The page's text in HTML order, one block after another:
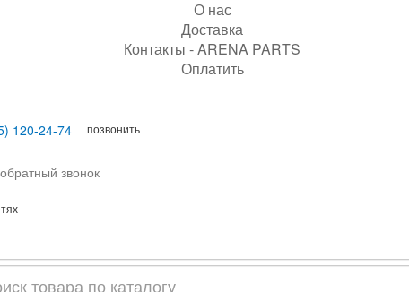
О нас
Доставка
Контакты - ARENA PARTS
Оплатить
120-24-74 позвонить
звонок